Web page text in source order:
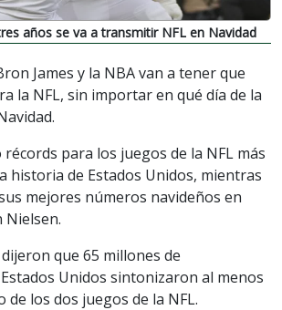
años se va a transmitir NFL en Navidad
James y la NBA van a tener que
la NFL, sin importar en qué día de la
para los juegos de la NFL más
historia de Estados Unidos, mientras
mejores números navideños en
Nielsen.
que 65 millones de
Unidos sintonizaron al menos
los dos juegos de la NFL.